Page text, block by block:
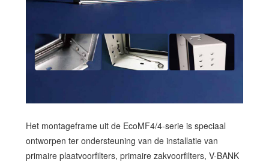
Het montageframe uit de EcoMF4/4-serie is speciaal
ontworpen ter ondersteuning van de installatie van
primaire plaatvoorfilters, primaire zakvoorfilters, V-BANK